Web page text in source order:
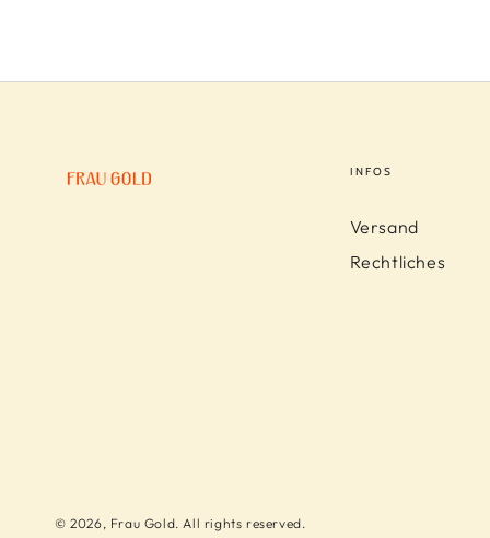
INFOS
Versand
Rechtliches
© 2026, Frau Gold. All rights reserved.